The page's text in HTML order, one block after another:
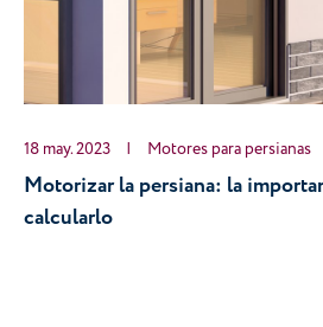
18 may. 2023 | Motores para persianas
Motorizar la persiana: la